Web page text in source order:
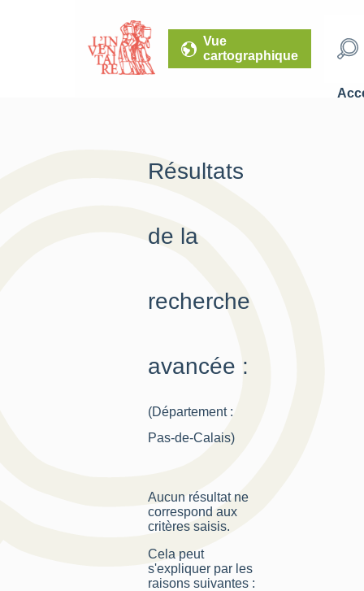
Vue
cartographique
Résultats
de la
recherche
avancée :
(Département :
Pas-de-Calais)
Aucun résultat ne
correspond aux
critères saisis.
Cela peut
s'expliquer par les
raisons suivantes :